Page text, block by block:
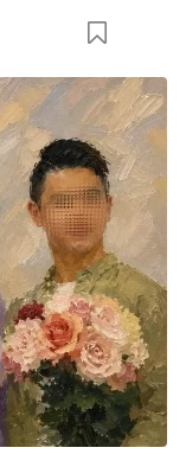
購買點數